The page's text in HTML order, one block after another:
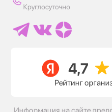
Круглосуточно
Рейтинг